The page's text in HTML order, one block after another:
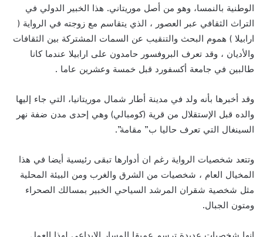
الوطنية بالنمسا، وهو من أصل موريتاني. هذا الخبير الدولي في
التراث الثقافي عبر العصور ، الذي يتقاسم مع زوجته في الرواية (
ارابيلا ) هموم البحث والتنقيب عن السمات المشتركة بين الثقافات
والأديان ، وقد تعرف البروفسور حامدون على ارابيلا عندما كانا
طالبين في جامعة أكسفورد قبل خمسة وعشرين عاما .
وقد أخبرها بأنه ولد في مدينة أطار شمال موريتانيا، التي جاء إليها
والده قبل الإستقلال من قرية (كومبالي) وهي إحدى مدن ضفة نهر
السينغال التي تعرف حاليا ب” مقامة”.
وتتعد شخصيات الرواية رغم ان أدوارها تبقى رئيسية أيضا في هذا
المخيال العام ، شخصيات من الشرق والغرب ومن البيئة المحلية
مثل شخصية شقران المرشد السياحي الخبير بمسالك الصحراء
ومتون الجبال.